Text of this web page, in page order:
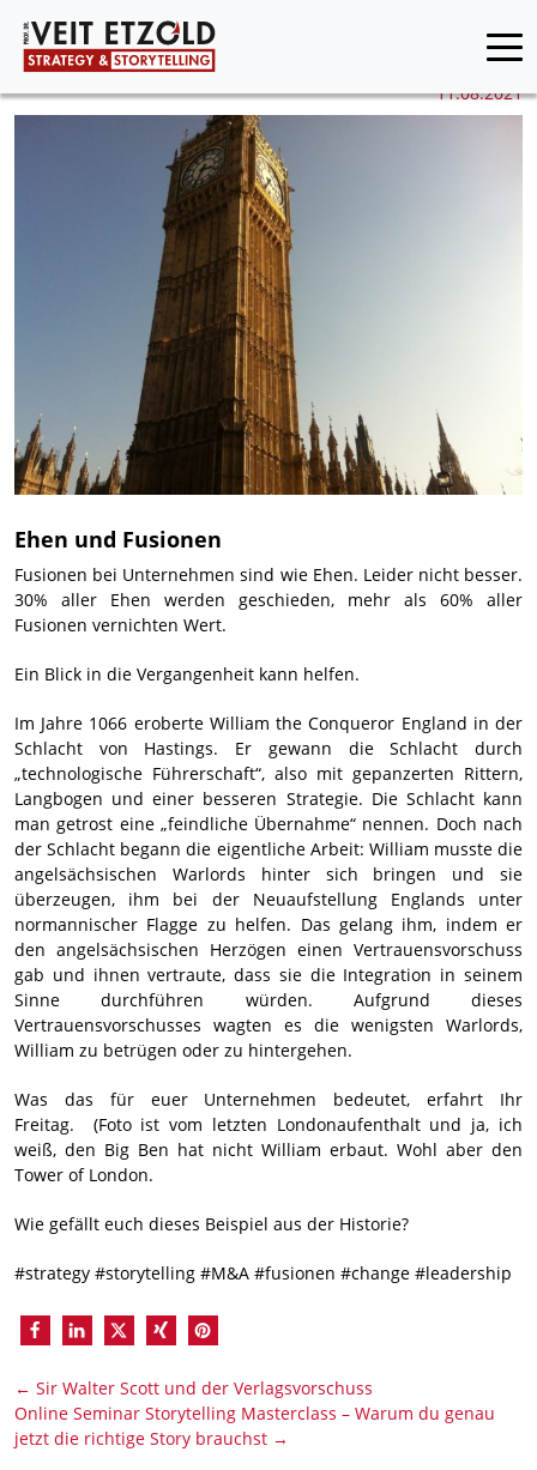
11.08.2021
Ehen und Fusionen
Fusionen bei Unternehmen sind wie Ehen. Leider nicht besser.
30% aller Ehen werden geschieden, mehr als 60% aller
Fusionen vernichten Wert.
Ein Blick in die Vergangenheit kann helfen.
Im Jahre 1066 eroberte William the Conqueror England in der
Schlacht von Hastings. Er gewann die Schlacht durch
„technologische Führerschaft“, also mit gepanzerten Rittern,
Langbogen und einer besseren Strategie. Die Schlacht kann
man getrost eine „feindliche Übernahme“ nennen. Doch nach
der Schlacht begann die eigentliche Arbeit: William musste die
angelsächsischen Warlords hinter sich bringen und sie
überzeugen, ihm bei der Neuaufstellung Englands unter
normannischer Flagge zu helfen. Das gelang ihm, indem er
den angelsächsischen Herzögen einen Vertrauensvorschuss
gab und ihnen vertraute, dass sie die Integration in seinem
Sinne durchführen würden. Aufgrund dieses
Vertrauensvorschusses wagten es die wenigsten Warlords,
William zu betrügen oder zu hintergehen.
Was das für euer Unternehmen bedeutet, erfahrt Ihr
Freitag. (Foto ist vom letzten Londonaufenthalt und ja, ich
weiß, den Big Ben hat nicht William erbaut. Wohl aber den
Tower of London.
Wie gefällt euch dieses Beispiel aus der Historie?
#strategy #storytelling #M&A #fusionen #change #leadership
← Sir Walter Scott und der Verlagsvorschuss
Online Seminar Storytelling Masterclass – Warum du genau
jetzt die richtige Story brauchst →